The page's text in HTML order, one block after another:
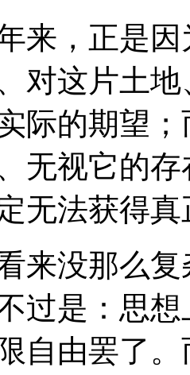
来，正是
对这片土
际的期望
无视它的
无法获得
来没那么
过是：思
自由罢了